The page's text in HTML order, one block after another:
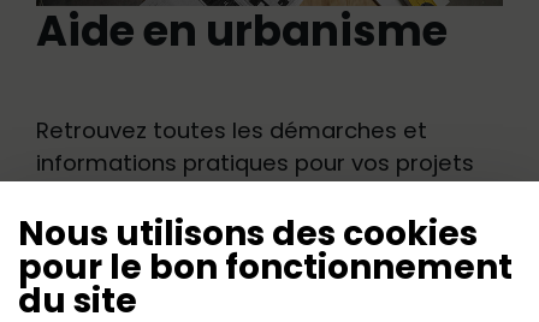
Nous utilisons des cookies
pour le bon fonctionnement
du site
Aide en urbanisme
Retrouvez toutes les démarches et
informations pratiques pour vos projets
https://www.pays-ancenis.com/mon-
quotidien/logement-construction-et-
urbanisme